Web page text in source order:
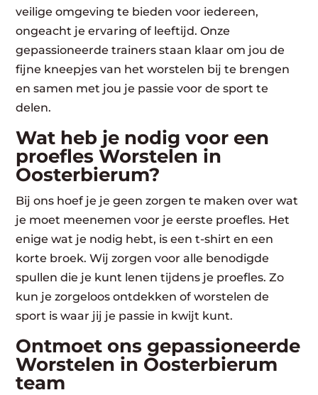
veilige omgeving te bieden voor iedereen,
ongeacht je ervaring of leeftijd. Onze
gepassioneerde trainers staan klaar om jou de
fijne kneepjes van het worstelen bij te brengen
en samen met jou je passie voor de sport te
delen.
Wat heb je nodig voor een
proefles Worstelen in
Oosterbierum?
Bij ons hoef je je geen zorgen te maken over wat
je moet meenemen voor je eerste proefles. Het
enige wat je nodig hebt, is een t-shirt en een
korte broek. Wij zorgen voor alle benodigde
spullen die je kunt lenen tijdens je proefles. Zo
kun je zorgeloos ontdekken of worstelen de
sport is waar jij je passie in kwijt kunt.
Ontmoet ons gepassioneerde
Worstelen in Oosterbierum
team